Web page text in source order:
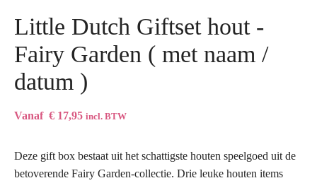
Little Dutch Giftset hout -
Fairy Garden ( met naam /
datum )
Vanaf € 17,95 incl. BTW
Deze gift box bestaat uit het schattigste houten speelgoed uit de
betoverende Fairy Garden-collectie. Drie leuke houten items